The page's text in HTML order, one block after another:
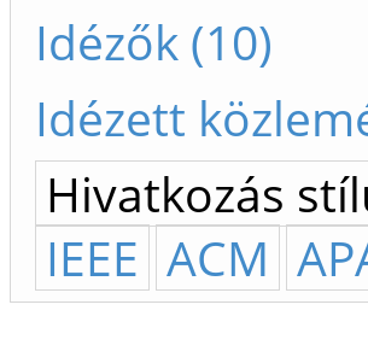
Idézők (10)
Idézett
Hivatkozás
IEEE ACM